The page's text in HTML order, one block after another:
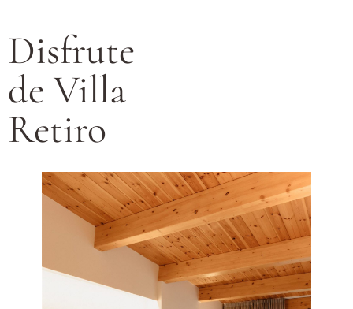
Disfrute
de Villa
Retiro